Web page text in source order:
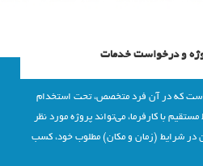
و درخواست خدمات
که در آن فرد متخصص، تحت استخدام
با کارفرما، می‌تواند پروژه مورد نظر
در شرایط (زمان و مکان) مطلوب خود، کسب